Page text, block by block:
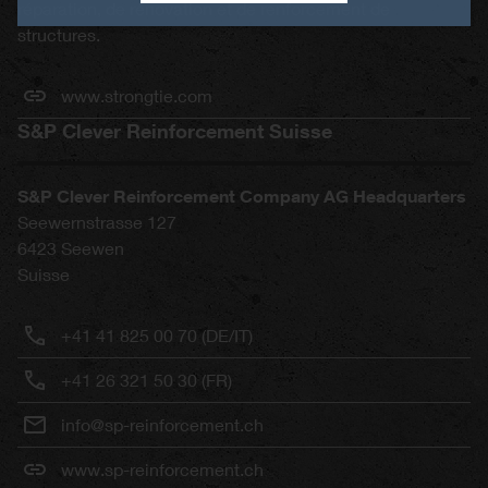
réparation, de rénovation et de renforcement de
structures.
www.strongtie.com
S&P Clever Reinforcement Suisse
S&P Clever Reinforcement Company AG Headquarters
Seewernstrasse 127
6423 Seewen
Suisse
+41 41 825 00 70 (DE/IT)
+41 26 321 50 30 (FR)
info@sp-reinforcement.ch
www.sp-reinforcement.ch